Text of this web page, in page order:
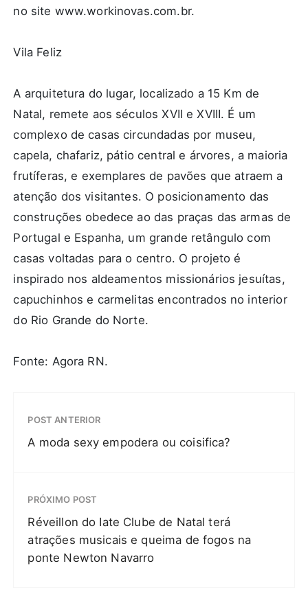
no site www.workinovas.com.br.
Vila Feliz
A arquitetura do lugar, localizado a 15 Km de
Natal, remete aos séculos XVII e XVIII. É um
complexo de casas circundadas por museu,
capela, chafariz, pátio central e árvores, a maioria
frutíferas, e exemplares de pavões que atraem a
atenção dos visitantes. O posicionamento das
construções obedece ao das praças das armas de
Portugal e Espanha, um grande retângulo com
casas voltadas para o centro. O projeto é
inspirado nos aldeamentos missionários jesuítas,
capuchinhos e carmelitas encontrados no interior
do Rio Grande do Norte.
Fonte: Agora RN.
POST ANTERIOR
A moda sexy empodera ou coisifica?
PRÓXIMO POST
Réveillon do Iate Clube de Natal terá
atrações musicais e queima de fogos na
ponte Newton Navarro